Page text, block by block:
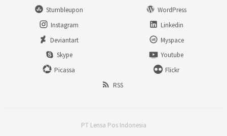
Stumbleupon
WordPress
Instagram
Linkedin
Deviantart
Myspace
Skype
Youtube
Picassa
Flickr
RSS
PT Lensa Pos Indonesia